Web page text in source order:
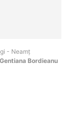
- Neamţ
Bordieanu